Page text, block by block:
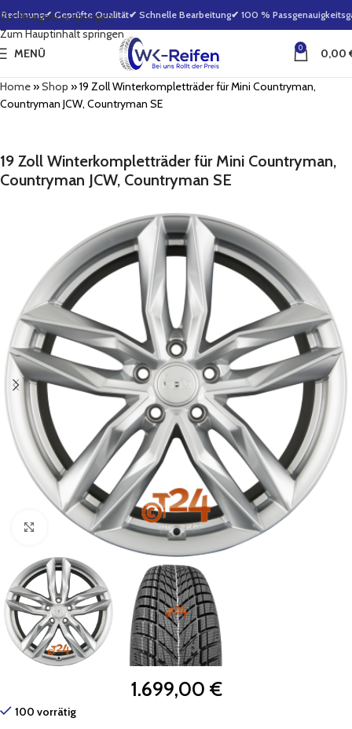
Zur Navigation springen
Zum Hauptinhalt springen
✔ Geprüfte Qualität✔ Schnelle Bearbeitung✔ 100 %
MENÜ 0 0,00
Home»Shop »19 Zoll Winterkompletträder für Mini Countryman,
Countryman JCW, Countryman SE
19 Zoll Winterkompletträder für Mini Countryman,
Countryman JCW, Countryman SE
Zum Vergrößern klicken
1.699,00 €
100 vorrätig